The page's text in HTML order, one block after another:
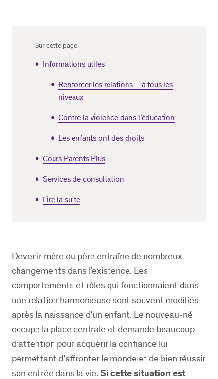
Sur cette page
Informations utiles
Renforcer les relations – à tous les
niveaux
Contre la violence dans l’éducation
Les enfants ont des droits
Cours Parents Plus
Services de consultation
Lire la suite
Devenir mère ou père entraîne de nombreux
changements dans l’existence. Les
comportements et rôles qui fonctionnaient dans
une relation harmonieuse sont souvent modifiés
après la naissance d’un enfant. Le nouveau-né
occupe la place centrale et demande beaucoup
d’attention pour acquérir la confiance lui
permettant d’affronter le monde et de bien réussir
son entrée dans la vie.Si cette situation est